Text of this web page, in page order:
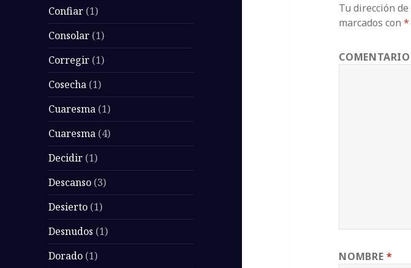
Confiar (1)
Consolar (1)
Corregir (1)
Cosecha (1)
Cuaresma (1)
Cuaresma (4)
Decidir (1)
Descanso (3)
Desierto (1)
Desnudos (1)
Dorado (1)
Tu dirección
marcados con*
NOMBRE *